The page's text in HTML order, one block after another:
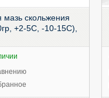
скольжения
+2-5С, -10-15С),